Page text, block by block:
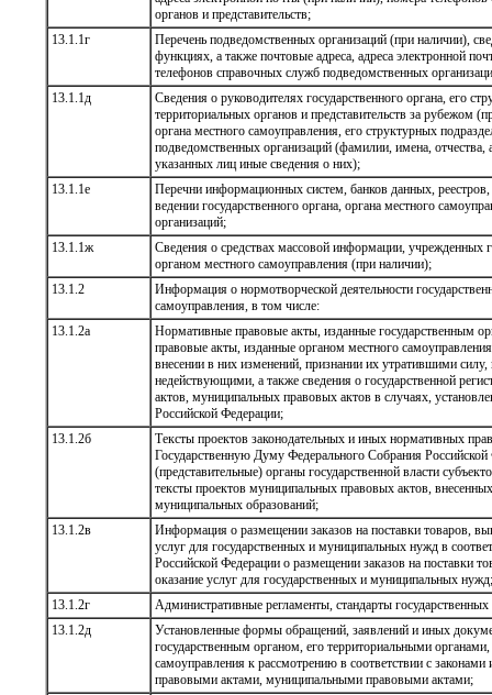
органов и представительств;
13.1.1г
Перечень подведомственных организаций (при наличии),
функциях, а также почтовые адреса, адреса электронной
телефонов справочных служб подведомственных
13.1.1д
Сведения о руководителях государственного органа, его
территориальных органов и представительств за рубежом
органа местного самоуправления, его структурных
подведомственных организаций (фамилии, имена, отчества,
указанных лиц иные сведения о них);
13.1.1е
Перечни информационных систем, банков данных,
ведении государственного органа, органа местного
организаций;
13.1.1ж
Сведения о средствах массовой информации, учрежденных
органом местного самоуправления (при наличии);
13.1.2
Информация о нормотворческой деятельности
самоуправления, в том числе:
13.1.2а
Нормативные правовые акты, изданные государственным
правовые акты, изданные органом местного
внесении в них изменений, признании их утратившими
недействующими, а также сведения о государственной
актов, муниципальных правовых актов в случаях,
Российской Федерации;
13.1.2б
Тексты проектов законодательных и иных нормативных
Государственную Думу Федерального Собрания Российской
(представительные) органы государственной власти
тексты проектов муниципальных правовых актов,
муниципальных образований;
13.1.2в
Информация о размещении заказов на поставки товаров,
услуг для государственных и муниципальных нужд в
Российской Федерации о размещении заказов на поставки
оказание услуг для государственных и муниципальных нужд;
13.1.2г
Административные регламенты, стандарты
13.1.2д
Установленные формы обращений, заявлений и иных
государственным органом, его территориальными
самоуправления к рассмотрению в соответствии с
правовыми актами, муниципальными правовыми актами;